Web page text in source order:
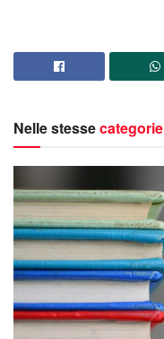
Nelle stessecategorie